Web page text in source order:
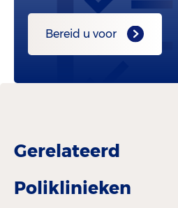
Bereid u voor
Gerelateerd
Poliklinieken